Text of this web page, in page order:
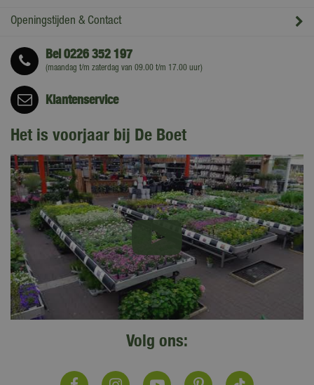
Openingstijden & Contact
Bel0226 352 197
(maandag t/m zaterdag van 09.00 t/m 17.00 uur)
Klantenservice
Het is voorjaar bij De Boet
Volg ons: